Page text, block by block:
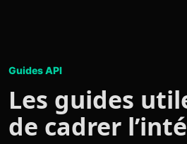
Guides API
Les guides
de cadrer